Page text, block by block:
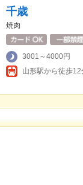
千歳
焼肉
3001～4000円
山形駅から徒歩12